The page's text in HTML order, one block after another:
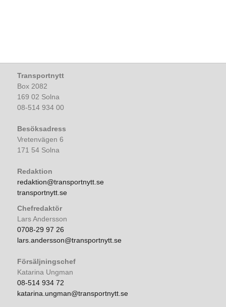
Transportnytt
Box 2082
169 02 Solna
08-514 934 00
Besöksadress
Vretenvägen 6
171 54 Solna
Redaktion
redaktion@transportnytt.se
transportnytt.se
Chefredaktör
Lars Andersson
0708-29 97 26
lars.andersson@transportnytt.se
Försäljningschef
Katarina Ungman
08-514 934 72
katarina.ungman@transportnytt.se